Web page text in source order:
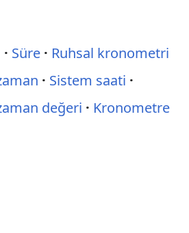
Süre
Ruhsal kronometri
Sistem saati
değeri
Kronometre